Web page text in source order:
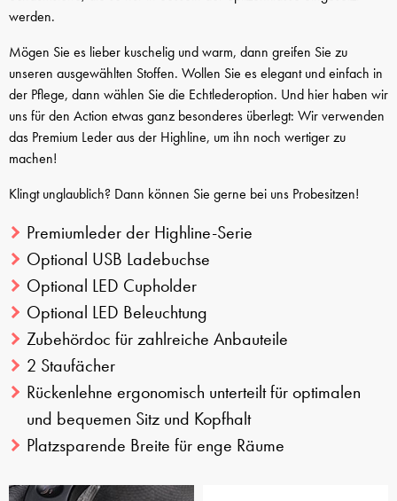
werden.
Mögen Sie es lieber kuschelig und warm, dann greifen Sie zu
unseren ausgewählten Stoffen. Wollen Sie es elegant und einfach in
der Pflege, dann wählen Sie die Echtlederoption. Und hier haben wir
uns für den Action etwas ganz besonderes überlegt: Wir verwenden
das Premium Leder aus der Highline, um ihn noch wertiger zu
machen!
Klingt unglaublich? Dann können Sie gerne bei uns Probesitzen!
Premiumleder der Highline-Serie
Optional USB Ladebuchse
Optional LED Cupholder
Optional LED Beleuchtung
Zubehördoc für zahlreiche Anbauteile
2 Staufächer
Rückenlehne ergonomisch unterteilt für optimalen
und bequemen Sitz und Kopfhalt
Platzsparende Breite für enge Räume